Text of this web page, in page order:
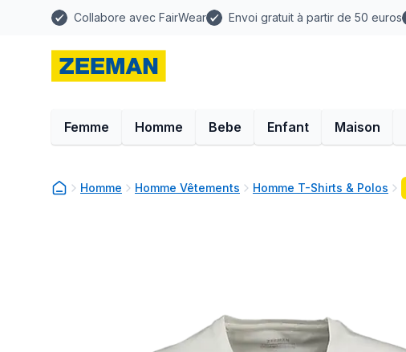
Collabore avec FairWear Envoi gratuit à partir de 50 euros
Femme Homme Bebe Enfant Maison
Homme Homme Vêtements Homme T-Shirts & Polos